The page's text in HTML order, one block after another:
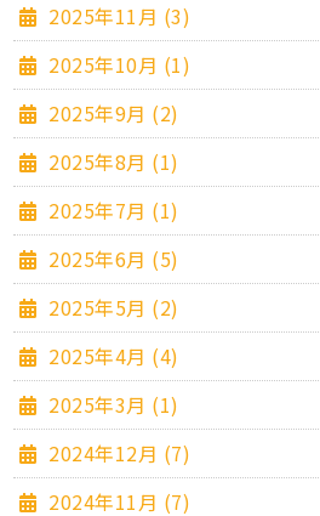
2025年11月 (3)
2025年10月 (1)
2025年9月 (2)
2025年8月 (1)
2025年7月 (1)
2025年6月 (5)
2025年5月 (2)
2025年4月 (4)
2025年3月 (1)
2024年12月 (7)
2024年11月 (7)